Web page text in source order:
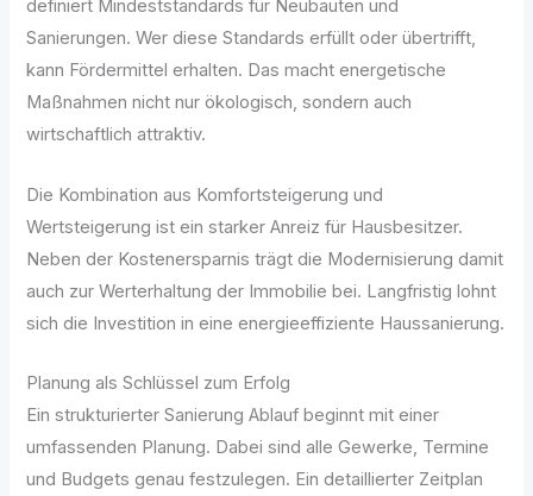
definiert Mindeststandards für Neubauten und
Sanierungen. Wer diese Standards erfüllt oder übertrifft,
kann Fördermittel erhalten. Das macht energetische
Maßnahmen nicht nur ökologisch, sondern auch
wirtschaftlich attraktiv.
Die Kombination aus Komfortsteigerung und
Wertsteigerung ist ein starker Anreiz für Hausbesitzer.
Neben der Kostenersparnis trägt die Modernisierung damit
auch zur Werterhaltung der Immobilie bei. Langfristig lohnt
sich die Investition in eine energieeffiziente Haussanierung.
Planung als Schlüssel zum Erfolg
Ein strukturierter Sanierung Ablauf beginnt mit einer
umfassenden Planung. Dabei sind alle Gewerke, Termine
und Budgets genau festzulegen. Ein detaillierter Zeitplan